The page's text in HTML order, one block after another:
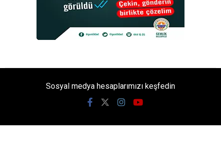
Sosyal medya hesaplarımızı keşfedin